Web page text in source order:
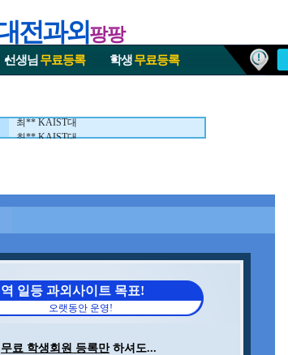
전과외팡팡
선생님 무료등록 학생무료등록
최** KAIST대
최** KAIST대
일등 과외사이트 목표!
오랫동안 운영!
무료 학생회원 등록만하셔도...